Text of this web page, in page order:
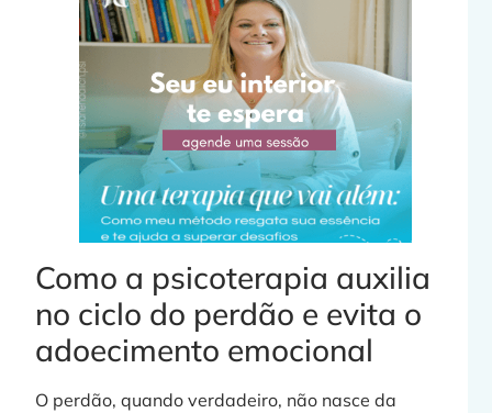
Como a psicoterapia auxilia
no ciclo do perdão e evita o
adoecimento emocional
O perdão, quando verdadeiro, não nasce da